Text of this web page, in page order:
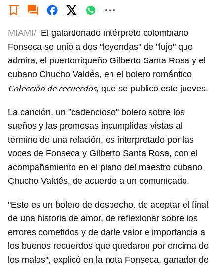
MIAMI/ El galardonado intérprete colombiano
Fonseca se unió a dos "leyendas" de "lujo" que
admira, el puertorriqueño Gilberto Santa Rosa y el
cubano Chucho Valdés, en el bolero romántico
Colección de recuerdos, que se publicó este jueves.
La canción, un "cadencioso" bolero sobre los
sueños y las promesas incumplidas vistas al
término de una relación, es interpretado por las
voces de Fonseca y Gilberto Santa Rosa, con el
acompañamiento en el piano del maestro cubano
Chucho Valdés, de acuerdo a un comunicado.
"Este es un bolero de despecho, de aceptar el final
de una historia de amor, de reflexionar sobre los
errores cometidos y de darle valor e importancia a
los buenos recuerdos que quedaron por encima de
los malos", explicó en la nota Fonseca, ganador de